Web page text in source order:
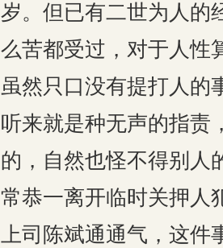
岁。但已有二世为人的
么苦都受过，对于人性
虽然只口没有提打人的
听来就是种无声的指责
的，自然也怪不得别人
常恭一离开临时关押人
上司陈斌通通气，这件